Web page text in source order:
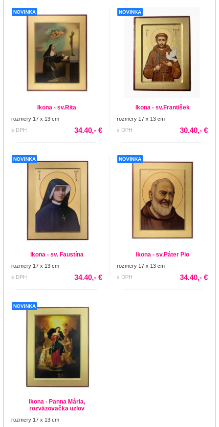
NOVINKA
Ikona - sv.Rita
rozmery 17 x 13 cm
s DPH
34.40,- €
NOVINKA
Ikona - sv.František
rozmery 17 x 13 cm
s DPH
30.40,- €
NOVINKA
Ikona - sv. Faustína
rozmery 17 x 13 cm
s DPH
34.40,- €
NOVINKA
Ikona - sv.Páter Pio
rozmery 17 x 13 cm
s DPH
34.40,- €
NOVINKA
Ikona - Panna Mária,
rozväzovačka uzlov
rozmery 17 x 13 cm